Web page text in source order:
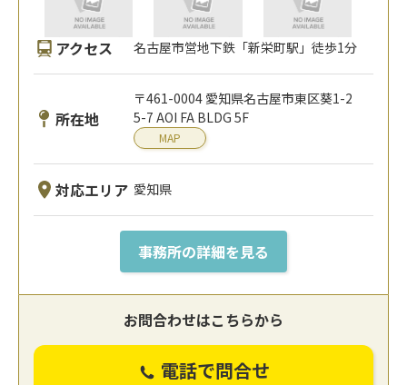
アクセス 名古屋市営地下鉄「新栄町駅」徒歩1分
所在地
〒461-0004 愛知県名古屋市東区葵1-2
5-7 AOI FA BLDG 5F
MAP
対応エリア 愛知県
事務所の詳細を見る
お問合わせはこちらから
電話で問合せ